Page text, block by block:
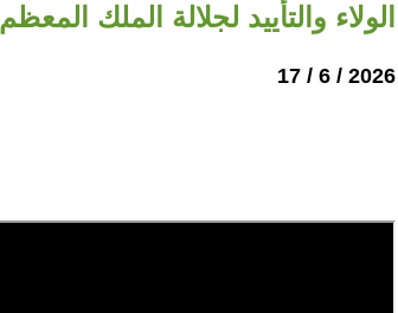
الولاء والتأييد لجلالة الملك المعظم
2026 / 6 / 17